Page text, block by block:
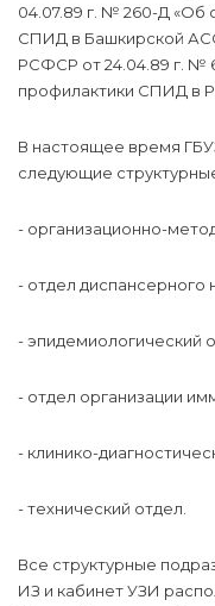
04.07.89 г. № 260-Д «Об
СПИД в Башкирской
РСФСР от 24.04.89 г. №
профилактики СПИД в
В настоящее время
следующие
- организационно-
- отдел диспансерного
- эпидемиологический
- отдел организации
- клинико-
- технический отдел.
Все структурные
ИЗ и кабинет УЗИ